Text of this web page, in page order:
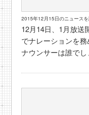
2015年12月15日のニュース
12月14日、1月放送
でナレーションを
ナウンサーは誰でし